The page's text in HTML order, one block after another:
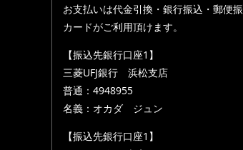
お支払いは代金引換・銀行振込・郵便
カードがご利用頂けます。
【振込先銀行口座1】
三菱UFJ銀行 浜松支店
普通：4948955
名義：オカダ ジュン
【振込先銀行口座1】